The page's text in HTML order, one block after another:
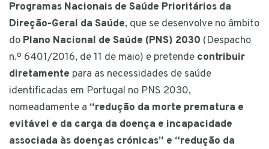
Programas Nacionais de Saúde Prioritários da
Direção-Geral da Saúde, que se desenvolve no âmbito
do Plano Nacional de Saúde (PNS) 2030 (Despacho
n.º 6401/2016, de 11 de maio) e pretende contribuir
diretamente para as necessidades de saúde
identificadas em Portugal no PNS 2030,
nomeadamente a “redução da morte prematura e
evitável e da carga da doença e incapacidade
associada às doenças crónicas” e “redução da